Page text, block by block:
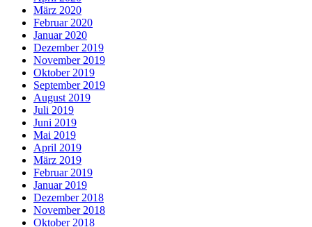
März 2020
Februar 2020
Januar 2020
Dezember 2019
November 2019
Oktober 2019
September 2019
August 2019
Juli 2019
Juni 2019
Mai 2019
April 2019
März 2019
Februar 2019
Januar 2019
Dezember 2018
November 2018
Oktober 2018